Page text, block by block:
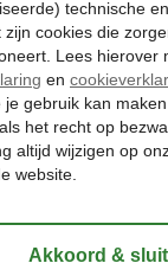
de
Kan mijn